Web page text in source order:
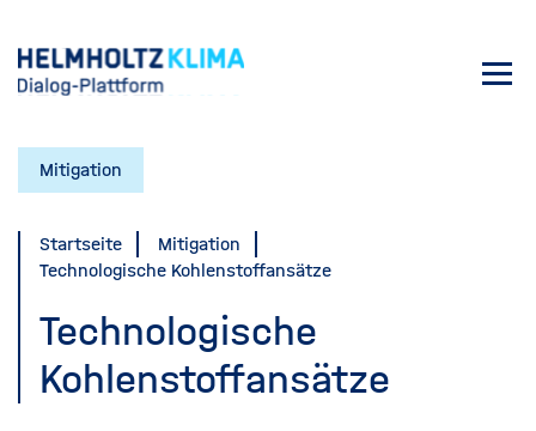
zum
Inhalt
Mitigation
Startseite
Mitigation
Technologische Kohlenstoffansätze
Technologische
Kohlenstoffansätze